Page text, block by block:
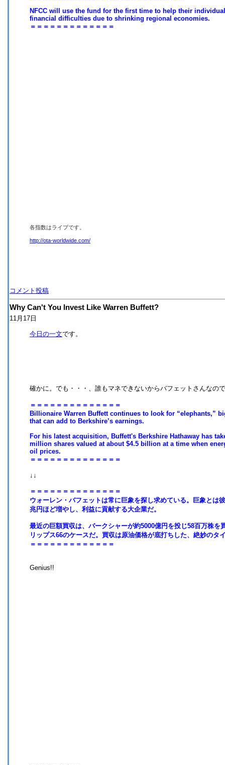
NFCC will use the fund for the first time to help their
financial difficulties due to shrinking regional economies.
＝＝＝＝＝＝＝＝＝＝＝＝＝
各指数はライブです。
http://ota-worldwide.com/
コメント投稿
Why Can't You Invest Like Warren Buffett?
11月17日
今日の一文です。
確かに。でも・・・、誰もマネできないからバフェットさんなの
＝＝＝＝＝＝＝＝＝＝＝＝＝＝
Billionaire Warren Buffett continues to look for “elephants,”
that can add to Berkshire’s earnings.
For his latest acquisition, Buffett's Berkshire Hathaway has
million shares valued at about $4.5 billion at a time when
oil prices.
＝＝＝＝＝＝＝＝＝＝＝＝＝＝
↓↓
＝＝＝＝＝＝＝＝＝＝＝＝＝＝
ウォーレン・バフェットは常に巨象を探し求めている。巨象とは
兆円ほど増やし、利益に貢献する大企業だ。
最近の巨額買収は、バークシャーが約5000億円を投じ58百万株
リップス66のケースだ。買収は原油価格が底打ちした、絶妙のタ
＝＝＝＝＝＝＝＝＝＝＝＝＝
Genius!!